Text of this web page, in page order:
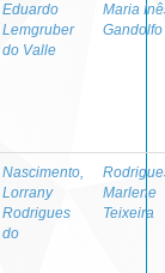
Eduardo
Lemgruber
do Valle
Maria
Gandolfo
Nascimento,
Lorrany
Rodrigues
do
Marlene
Teixeira